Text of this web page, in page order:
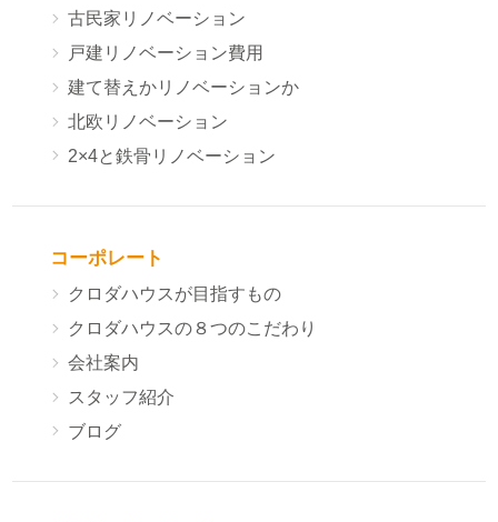
古民家リノベーション
戸建リノベーション費用
建て替えかリノベーションか
北欧リノベーション
2×4と鉄骨リノベーション
コーポレート
クロダハウスが目指すもの
クロダハウスの８つのこだわり
会社案内
スタッフ紹介
ブログ